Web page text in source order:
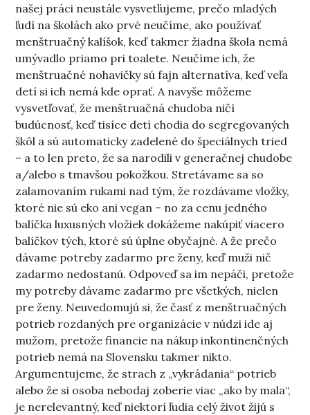
našej práci neustále vysvetľujeme, prečo mladých
ľudí na školách ako prvé neučíme, ako používať
menštruačný kalíšok, keď takmer žiadna škola nemá
umývadlo priamo pri toalete. Neučíme ich, že
menštruačné nohavičky sú fajn alternatíva, keď veľa
detí si ich nemá kde oprať. A navyše môžeme
vysvetľovať, že menštruačná chudoba ničí
budúcnosť, keď tisíce detí chodia do segregovaných
škôl a sú automaticky zadelené do špeciálnych tried
– a to len preto, že sa narodili v generačnej chudobe
a/alebo s tmavšou pokožkou. Stretávame sa so
zalamovaním rukami nad tým, že rozdávame vložky,
ktoré nie sú eko ani vegan – no za cenu jedného
balíčka luxusných vložiek dokážeme nakúpiť viacero
balíčkov tých, ktoré sú úplne obyčajné. A že prečo
dávame potreby zadarmo pre ženy, keď muži nič
zadarmo nedostanú. Odpoveď sa im nepáči, pretože
my potreby dávame zadarmo pre všetkých, nielen
pre ženy. Neuvedomujú si, že časť z menštruačných
potrieb rozdaných pre organizácie v núdzi ide aj
mužom, pretože financie na nákup inkontinenčných
potrieb nemá na Slovensku takmer nikto.
Argumentujeme, že strach z „vykrádania“ potrieb
alebo že si osoba nebodaj zoberie viac „ako by mala“,
je nerelevantný, keď niektorí ľudia celý život žijú s